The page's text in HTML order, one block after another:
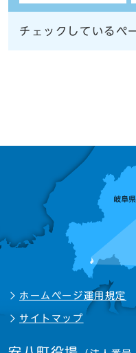
チェックしているペ
ホームページ運用規定
サイトマップ